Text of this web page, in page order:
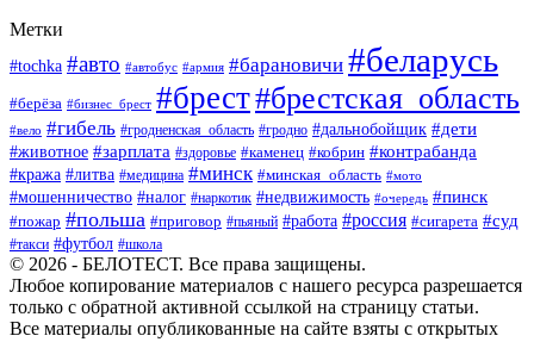
Метки
#tochka #авто #автобус #армия #барановичи #беларусь
#берёза #бизнес_брест #брест#брестская_область
#вело #гибель #гродненская_область #гродно #дальнобойщик #дети
#животное #зарплата #здоровье #каменец #кобрин #контрабанда
#кража #литва #медицина #минск #минская_область #мото
#мошенничество #налог #наркотик #недвижимость #очередь #пинск
#пожар #польша #приговор #пьяный #работа #россия #сигарета #суд
#такси #футбол #школа
© 2026 - БЕЛОТЕСТ. Все права защищены.
Любое копирование материалов с нашего ресурса разрешается
только с обратной активной ссылкой на страницу статьи.
Все материалы опубликованные на сайте взяты с открытых